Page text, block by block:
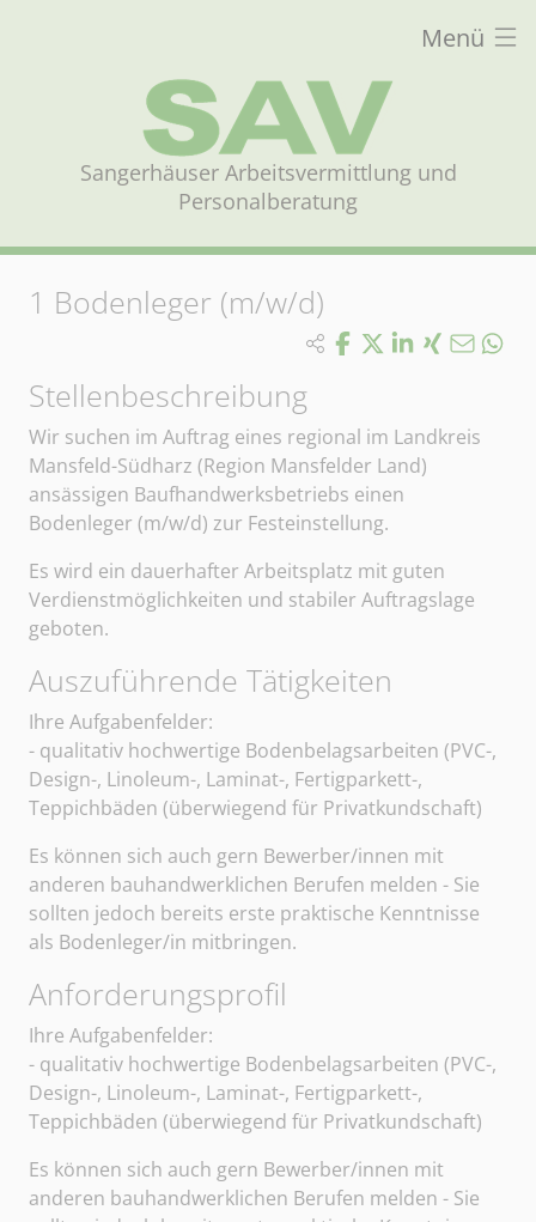
Menü
Sangerhäuser Arbeitsvermittlung und
Personalberatung
1 Bodenleger (m/w/d)
Stellenbeschreibung
Wir suchen im Auftrag eines regional im Landkreis
Mansfeld-Südharz (Region Mansfelder Land)
ansässigen Baufhandwerksbetriebs einen
Bodenleger (m/w/d) zur Festeinstellung.
Es wird ein dauerhafter Arbeitsplatz mit guten
Verdienstmöglichkeiten und stabiler Auftragslage
geboten.
Sangerhäuser Arbeitsvermittlung und
Auszuführende Tätigkeiten
Ihre Aufgabenfelder:
- qualitativ hochwertige Bodenbelagsarbeiten (PVC-,
Design-, Linoleum-, Laminat-, Fertigparkett-,
Teppichbäden (überwiegend für Privatkundschaft)
Es können sich auch gern Bewerber/innen mit
anderen bauhandwerklichen Berufen melden - Sie
sollten jedoch bereits erste praktische Kenntnisse
als Bodenleger/in mitbringen.
Anforderungsprofil
Ihre Aufgabenfelder:
- qualitativ hochwertige Bodenbelagsarbeiten (PVC-,
Design-, Linoleum-, Laminat-, Fertigparkett-,
Teppichbäden (überwiegend für Privatkundschaft)
Es können sich auch gern Bewerber/innen mit
anderen bauhandwerklichen Berufen melden - Sie